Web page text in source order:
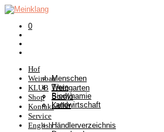
0
Hof
Menschen
Tiere
Biodynamie
Landwirtschaft
Weinbau
Weingarten
Somlò
Keller
KLUB
Shop
Kontakt
Service
Händlerverzeichnis
English